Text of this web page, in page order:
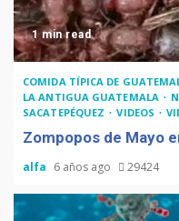
1 min read
COMIDA TÍPICA DE
LA ANTIGUA GUATEMALA
SACATEPÉQUEZ
VIDEOS
Zompopos de Mayo
alfa 6 años ago 29424